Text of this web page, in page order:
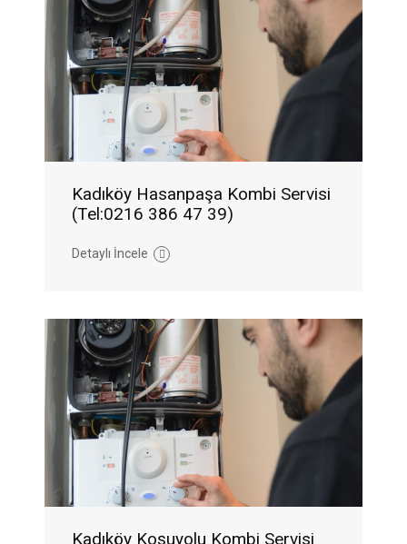
Kadıköy Hasanpaşa Kombi Servisi
(Tel:0216 386 47 39)
Detaylı İncele
Kadıköy Koşuyolu Kombi Servisi